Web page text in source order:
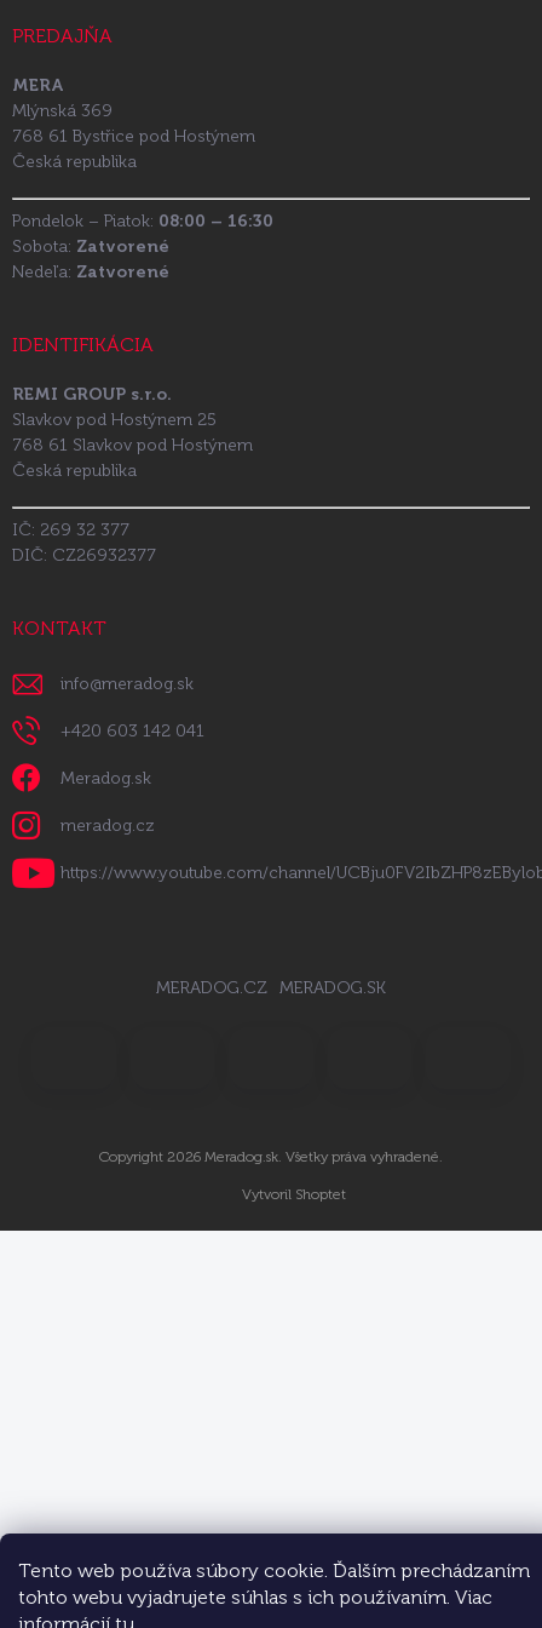
Tento web používa súbory cookie. Ďalším prechádzaním
tohto webu vyjadrujete súhlas s ich používaním. Viac
PREDAJŇA
MERA
Mlýnská 369
768 61 Bystřice pod Hostýnem
Česká republika
Pondelok – Piatok: 08:00 – 16:30
Sobota: Zatvorené
Nedeľa: Zatvorené
IDENTIFIKÁCIA
REMI GROUP s.r.o.
Slavkov pod Hostýnem 25
768 61 Slavkov pod Hostýnem
Česká republika
IČ: 269 32 377
DIČ: CZ26932377
KONTAKT
info@meradog.sk
+420 603 142 041
Meradog.sk
meradog.cz
https://www.youtube.com/channel/
MERADOG.CZ MERADOG.SK
Vytvoril Shoptet
Copyright 2026 Meradog.sk . Všetky práva vyhradené.